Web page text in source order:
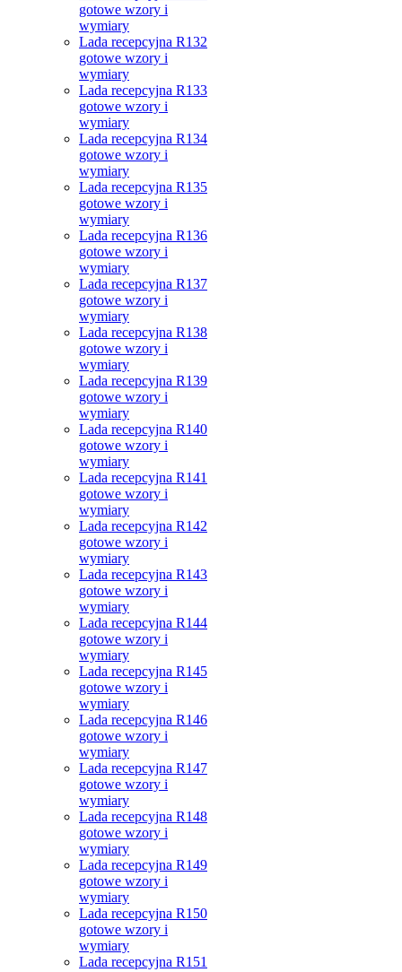
gotowe wzory i
wymiary
Lada recepcyjna R132
gotowe wzory i
wymiary
Lada recepcyjna R133
gotowe wzory i
wymiary
Lada recepcyjna R134
gotowe wzory i
wymiary
Lada recepcyjna R135
gotowe wzory i
wymiary
Lada recepcyjna R136
gotowe wzory i
wymiary
Lada recepcyjna R137
gotowe wzory i
wymiary
Lada recepcyjna R138
gotowe wzory i
wymiary
Lada recepcyjna R139
gotowe wzory i
wymiary
Lada recepcyjna R140
gotowe wzory i
wymiary
Lada recepcyjna R141
gotowe wzory i
wymiary
Lada recepcyjna R142
gotowe wzory i
wymiary
Lada recepcyjna R143
gotowe wzory i
wymiary
Lada recepcyjna R144
gotowe wzory i
wymiary
Lada recepcyjna R145
gotowe wzory i
wymiary
Lada recepcyjna R146
gotowe wzory i
wymiary
Lada recepcyjna R147
gotowe wzory i
wymiary
Lada recepcyjna R148
gotowe wzory i
wymiary
Lada recepcyjna R149
gotowe wzory i
wymiary
Lada recepcyjna R150
gotowe wzory i
wymiary
Lada recepcyjna R151